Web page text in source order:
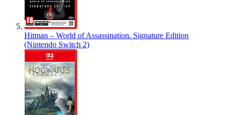
Hitman – World of Assassination. Signature Edition
(Nintendo Switch 2)